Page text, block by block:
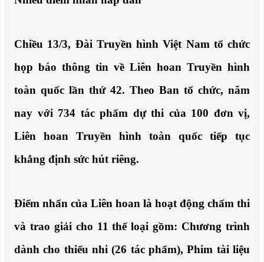
Chiều 13/3, Đài Truyền hình Việt Nam tổ chức
họp báo thông tin về Liên hoan Truyền hình
toàn quốc lần thứ 42. Theo Ban tổ chức, năm
nay với 734 tác phẩm dự thi của 100 đơn vị,
Liên hoan Truyền hình toàn quốc tiếp tục
khẳng định sức hút riêng.
Điểm nhấn của Liên hoan là hoạt động chấm thi
và trao giải cho 11 thể loại gồm: Chương trình
dành cho thiếu nhi (26 tác phẩm), Phim tài liệu